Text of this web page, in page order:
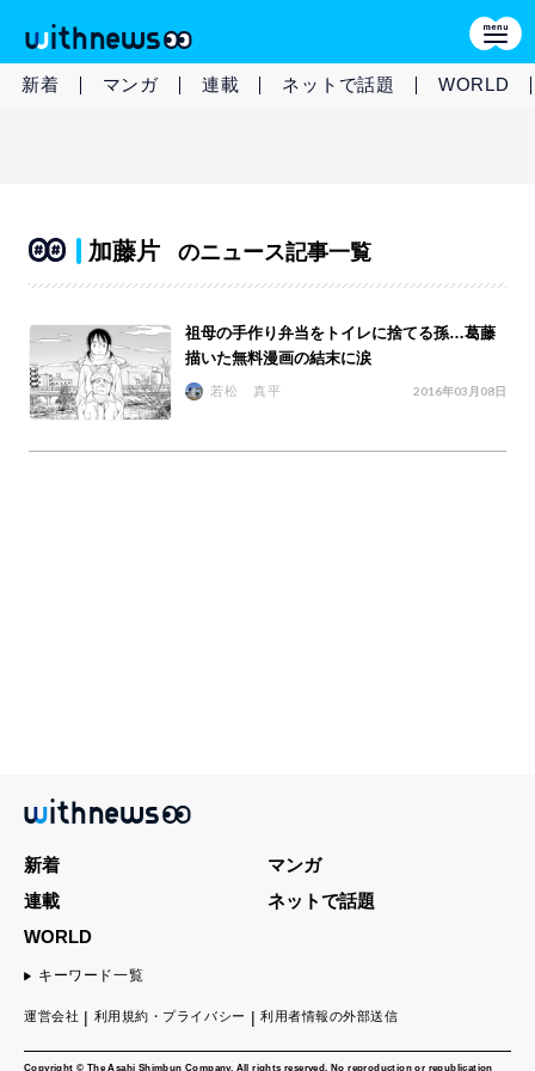
新着 マンガ 連載 ネットで話題 WORLD
加藤片 のニュース記事一覧
祖母の手作り弁当をトイレに捨てる孫…葛藤
描いた無料漫画の結末に涙
若松 真平 2016年03月08日
Copyright © The Asahi Shimbun Company. All rights reserved. No reproduction or republication
新着
マンガ
連載
ネットで話題
WORLD
キーワード一覧
運営会社 利用規約・プライバシー 利用者情報の外部送信